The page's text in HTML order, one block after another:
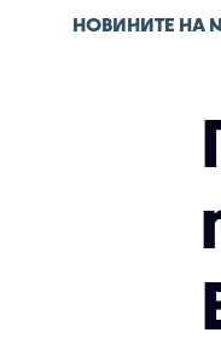
НОВИНИТЕ НА